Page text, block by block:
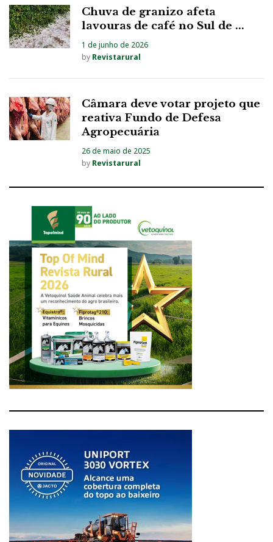
Chuva de granizo afeta
lavouras de café no Sul de ...
1 de junho de 2026
by Revistarural
Câmara deve votar projeto que
reativa Fundo de Defesa
Agropecuária
26 de maio de 2025
by Revistarural